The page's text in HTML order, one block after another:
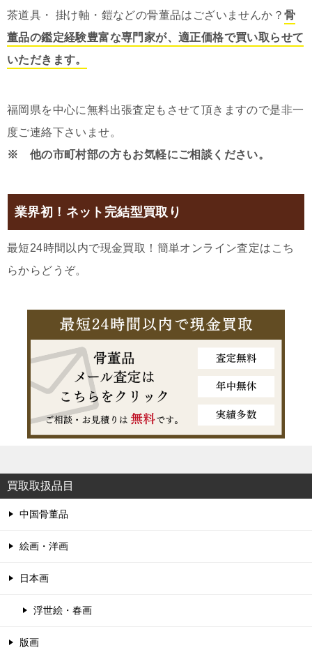
茶道具・ 掛け軸・鎧などの骨董品はございませんか？ 骨
董品の鑑定経験豊富な専門家が、適正価格で買い取らせて
いただきます。
福岡県を中心に無料出張査定もさせて頂きますので是非一
度ご連絡下さいませ。
※ 他の市町村部の方もお気軽にご相談ください。
業界初！ネット完結型買取り
最短24時間以内で現金買取！簡単オンライン査定はこち
らからどうぞ。
買取取扱品目
中国骨董品
絵画・洋画
日本画
浮世絵・春画
版画